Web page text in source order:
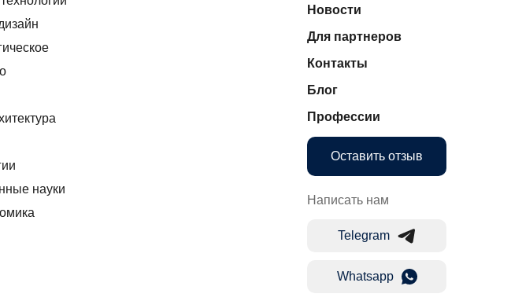
науки
Новости
Для партнеров
Контакты
Блог
Профессии
Оставить отзыв
Написать нам
Telegram
Whatsapp